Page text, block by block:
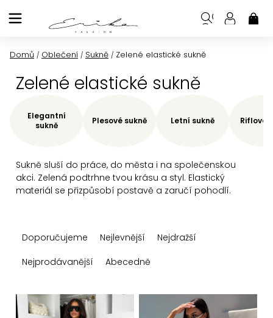
na
Domů / Oblečení / Sukně / Zelené elastické sukně
Zelené elastické sukně
Sukně sluší do práce, do města i na společenskou
akci. Zelená podtrhne tvou krásu a styl. Elastický
materiál se přizpůsobí postavě a zaručí pohodlí.
Elegantní
sukně
Plesové sukně Letní sukně Riflové
a
n
Doporučujeme Nejlevnější
Nejdražší
Nejprodávanější
Abecedně
V